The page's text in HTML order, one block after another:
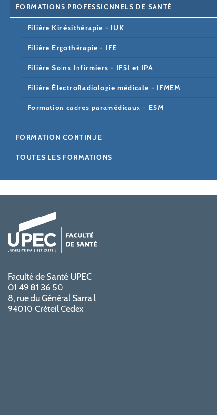
FORMATIONS PROFESSIONNELS DE SANTÉ
Filière Kinésithérapie - IUK
Filière Ergothérapie - IFE
Filière Soins Infirmiers - IFSI et IPA
Filière ÉlectroRadiologie médicale - IFMEM
Formation cadres paramédicaux - ESM
FORMATION CONTINUE
TOUTES LES FORMATIONS
Faculté de Santé UPEC
01 49 81 36 50
8, rue du Général Sarrail
94010 Créteil Cedex